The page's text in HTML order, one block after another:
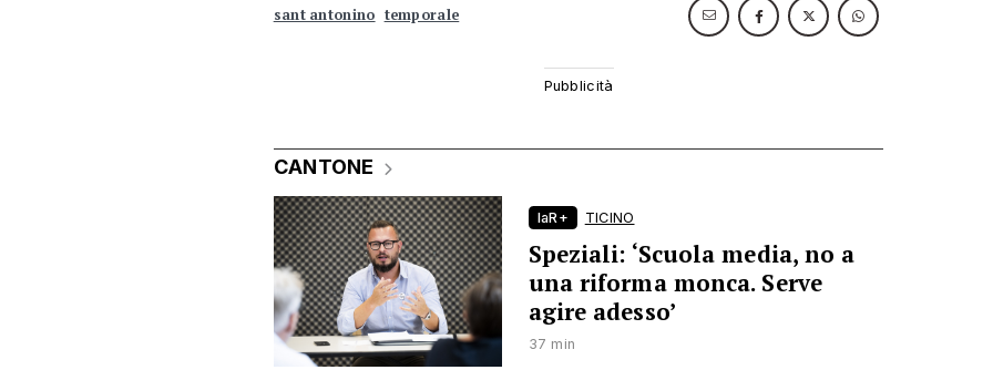
sant antonino temporale
CANTONE
laR+ TICINO
Speziali: ‘Scuola media, no a
una riforma monca. Serve
agire adesso’
37 min